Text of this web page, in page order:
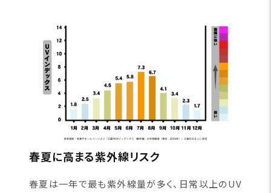
春夏に高まる紫外線リスク
春夏は一年で最も紫外線量が多く、日常以上のUV